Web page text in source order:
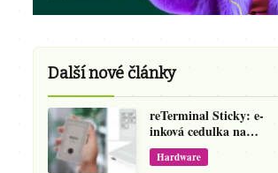
Další nové články
reTerminal Sticky: e-
inková cedulka na
ledničku, která přepíše
váš hlas na vzkaz
Hardware